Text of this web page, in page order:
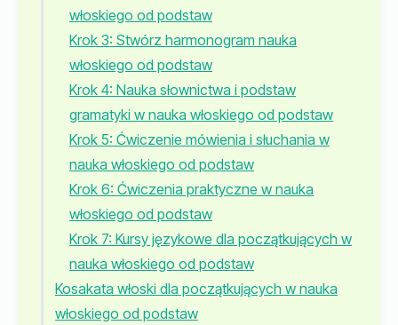
włoskiego od podstaw
Krok 3: Stwórz harmonogram nauka
włoskiego od podstaw
Krok 4: Nauka słownictwa i podstaw
gramatyki w nauka włoskiego od podstaw
Krok 5: Ćwiczenie mówienia i słuchania w
nauka włoskiego od podstaw
Krok 6: Ćwiczenia praktyczne w nauka
włoskiego od podstaw
Krok 7: Kursy językowe dla początkujących w
nauka włoskiego od podstaw
Kosakata włoski dla początkujących w nauka
włoskiego od podstaw